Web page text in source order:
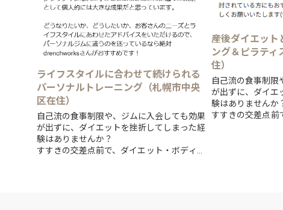
ライフスタイルに合わせて続けられる
パーソナルトレーニング（札幌市中央
区在住）
自己流の食事制限や、ジムに入会しても効果
が出ずに、ダイエットを挫折してしまった経
験はありませんか？
すすきの交差点前で、ダイエット・ボディメ
産後ダイエット
ング＆ピラティ
住）
自己流の食事制限
が出ずに、ダイエ
験はありませんか
すすきの交差点前